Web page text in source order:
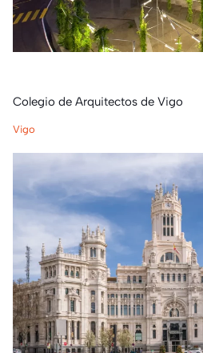
Colegio de Arquitectos de Vigo
Vigo